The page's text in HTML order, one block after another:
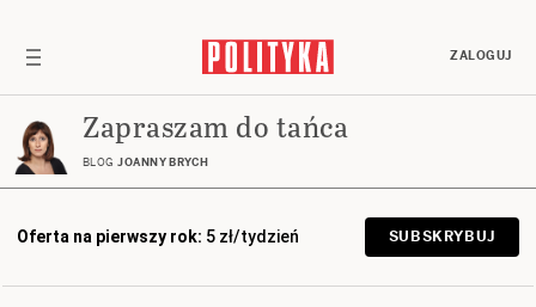
ZALOGUJ
Zapraszam do tańca
BLOG JOANNY BRYCH
Oferta na pierwszy rok: 5 zł/tydzień SUBSKRYBUJ